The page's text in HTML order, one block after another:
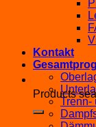
Products
Kontakt
Trenn-